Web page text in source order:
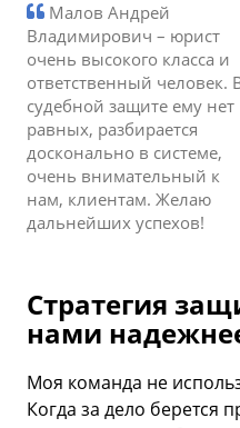
Малов Андрей
Владимирович – юрист
очень высокого класса и
ответственный человек.
судебной защите ему нет
равных, разбирается
досконально в системе,
очень внимательный к
нам, клиентам. Желаю
дальнейших успехов!
Стратегия
нами
Моя команда не
Когда за дело берется